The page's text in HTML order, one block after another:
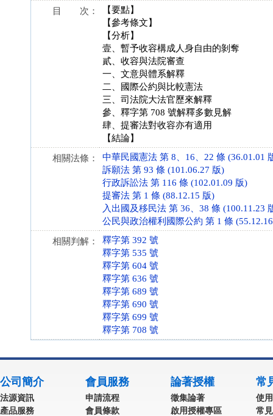
目 次：
【要點】
【參考條文】
【分析】
壹、暫予收容構成人身自由的剝奪
貳、收容與法院審查
一、文意與體系解釋
二、國際公約與比較憲法
三、司法院大法官歷來解釋
參、釋字第 708 號解釋多數見解
肆、提審法對收容亦有適用
【結論】
相關法條：
中華民國憲法 第 8、16、22 條 (36.01.01
訴願法 第 93 條 (101.06.27 版)
行政訴訟法 第 116 條 (102.01.09 版)
提審法 第 1 條 (88.12.15 版)
入出國及移民法 第 36、38 條 (100.11.23
公民與政治權利國際公約 第 1 條
相關判解：
釋字第 392 號
釋字第 535 號
釋字第 604 號
釋字第 636 號
釋字第 689 號
釋字第 690 號
釋字第 699 號
釋字第 708 號
公司簡介
法源資訊
產品服務
會員服務
申請流程
會員條款
論著授權
徵集論著
啟用授權專區
常
使
常